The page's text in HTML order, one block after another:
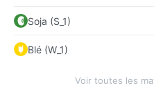
Soja (S_1)
Blé (W_1)
Voir toutes les